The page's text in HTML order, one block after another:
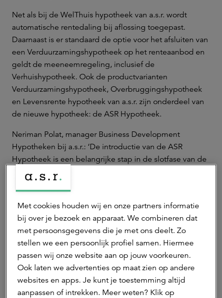
Net als bij de WelThuis hypotheek van a.s.r. wordt
automatische rentedaling bij aflossing toegepast.
Daarnaast is er standaard de optie voor het afsluiten van
een Verduurzamingshypotheek op het renteaanbod en
geldt de meeneemregeling, inclusief de
Verhuishypotheek. Ook de productvarianten
Verduurzamingshypotheek, Overbruggingshypotheek
en Levensrente hypotheek van a.s.r. zijn onderdeel van
de nieuwe hypotheek: de ASR Hypotheek.
Neriman Polat, manager Business Development
Hypotheken bij a.s.r.: ‘De introductie van de ASR
Hypotheek is een belangrijke stap in de slotfase van de
integratie van Aegon hypotheken en a.s.r. hypotheken.
toekomstbestendig product, met ruimte voor keuze en
flexibiliteit voor klanten. De omlabeling van de
bestaande Aegon hypotheekproducten naar a.s.r. vindt
aankomend weekend plaats en vormt de laatste stap in
dit integratietraject. Daarmee ronden we deze fase
zorgvuldig af en bieden we klanten duidelijkheid en
continuïteit.’
Met cookies houden wij en onze partners informatie
bij over je bezoek en apparaat. We combineren dat
met persoonsgegevens die je met ons deelt. Zo
stellen we een persoonlijk profiel samen. Hiermee
passen wij onze website aan op jouw voorkeuren.
Ook laten we advertenties op maat zien op andere
websites en apps. Je kunt je toestemming altijd
aanpassen of intrekken. Meer weten? Klik op